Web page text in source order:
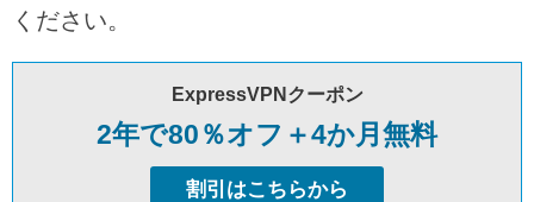
ください。
ExpressVPNクーポン
2年で80％オフ＋4か月無料
割引はこちらから